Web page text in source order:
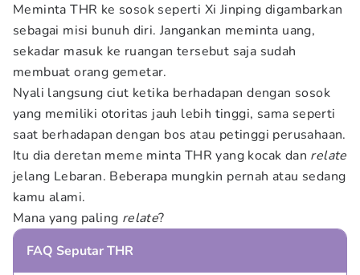
Meminta THR ke sosok seperti Xi Jinping digambarkan
sebagai misi bunuh diri. Jangankan meminta uang,
sekadar masuk ke ruangan tersebut saja sudah
membuat orang gemetar.
Nyali langsung ciut ketika berhadapan dengan sosok
yang memiliki otoritas jauh lebih tinggi, sama seperti
saat berhadapan dengan bos atau petinggi perusahaan.
Itu dia deretan meme minta THR yang kocak dan relate
jelang Lebaran. Beberapa mungkin pernah atau sedang
kamu alami.
Mana yang paling relate?
FAQ Seputar THR